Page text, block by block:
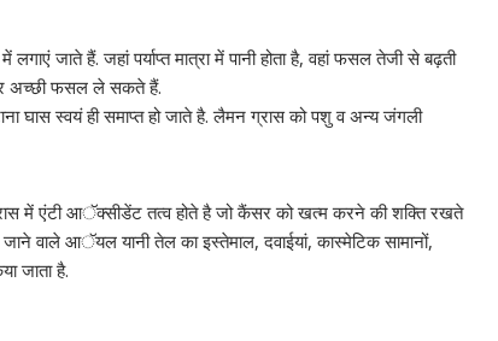
जाते हैं. जहां पर्याप्त मात्रा में पानी होता है, वहां फसल तेजी से बढ़ती
अच्छी फसल ले सकते हैं.
घास स्वयं ही समाप्त हो जाते है. लैमन ग्रास को पशु व अन्य जंगली
में एंटी आॅक्सीडेंट तत्व होते है जो कैंसर को खत्म करने की शक्ति रखते
जाने वाले आॅयल यानी तेल का इस्तेमाल, दवाईयां, कास्मेटिक सामानों,
जाता है.